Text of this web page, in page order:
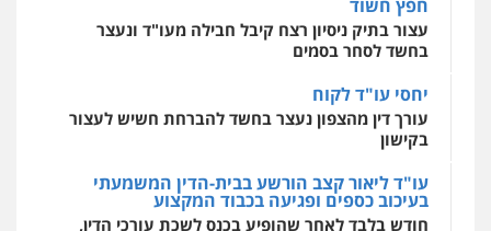
0544385337
איתי חקירות – שירותים לעורכי דין
חקירות פרטיות
אישות
איתורים
ניר קידר – צלם
עורך דין מהצפון נעצר בחשד להברחת חשיש לעצור
בקישון
בעיכוב כספים ופגיעה בכבוד המקצוע
חודש בלבד לאחר שהופיע בכנס לשכת עורכי הדין,
קצב הורשע
10 מיליון
עורך-דין חשוד בהעלמת הכנסות והתחמקות ממס